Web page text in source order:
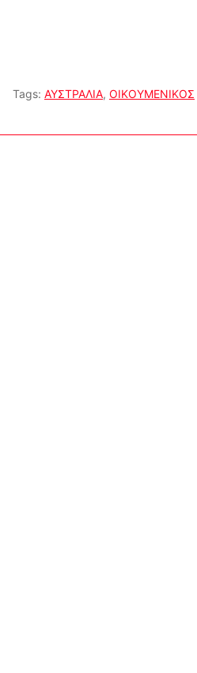
Tags: ΑΥΣΤΡΑΛΙΑ, ΟΙΚΟΥΜΕΝΙΚΟΣ